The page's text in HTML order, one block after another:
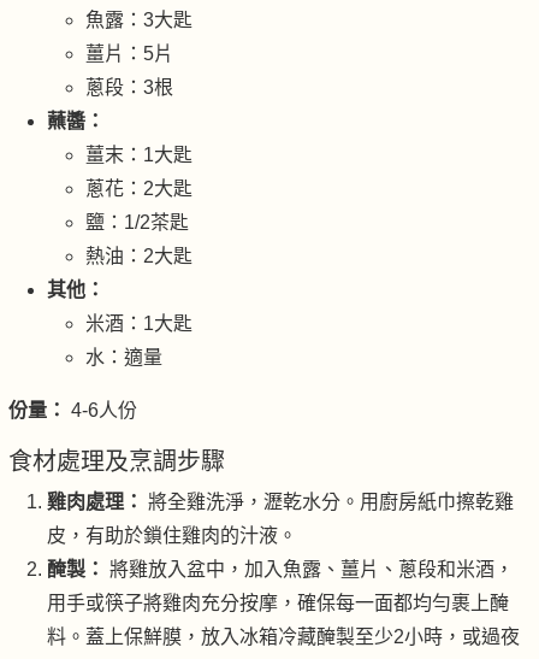
魚露：3大匙
薑片：5片
蔥段：3根
蘸醬：
薑末：1大匙
蔥花：2大匙
鹽：1/2茶匙
熱油：2大匙
其他：
米酒：1大匙
水：適量
份量： 4-6人份
食材處理及烹調步驟
雞肉處理： 將全雞洗淨，瀝乾水分。用廚房紙巾擦乾雞
皮，有助於鎖住雞肉的汁液。
醃製： 將雞放入盆中，加入魚露、薑片、蔥段和米酒，
用手或筷子將雞肉充分按摩，確保每一面都均勻裹上醃
料。蓋上保鮮膜，放入冰箱冷藏醃製至少2小時，或過夜